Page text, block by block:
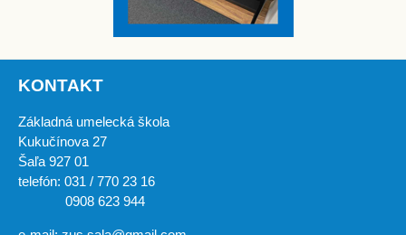
KONTAKT
Základná umelecká škola
Kukučínova 27
Šaľa 927 01
telefón: 031 / 770 23 16
0908 623 944